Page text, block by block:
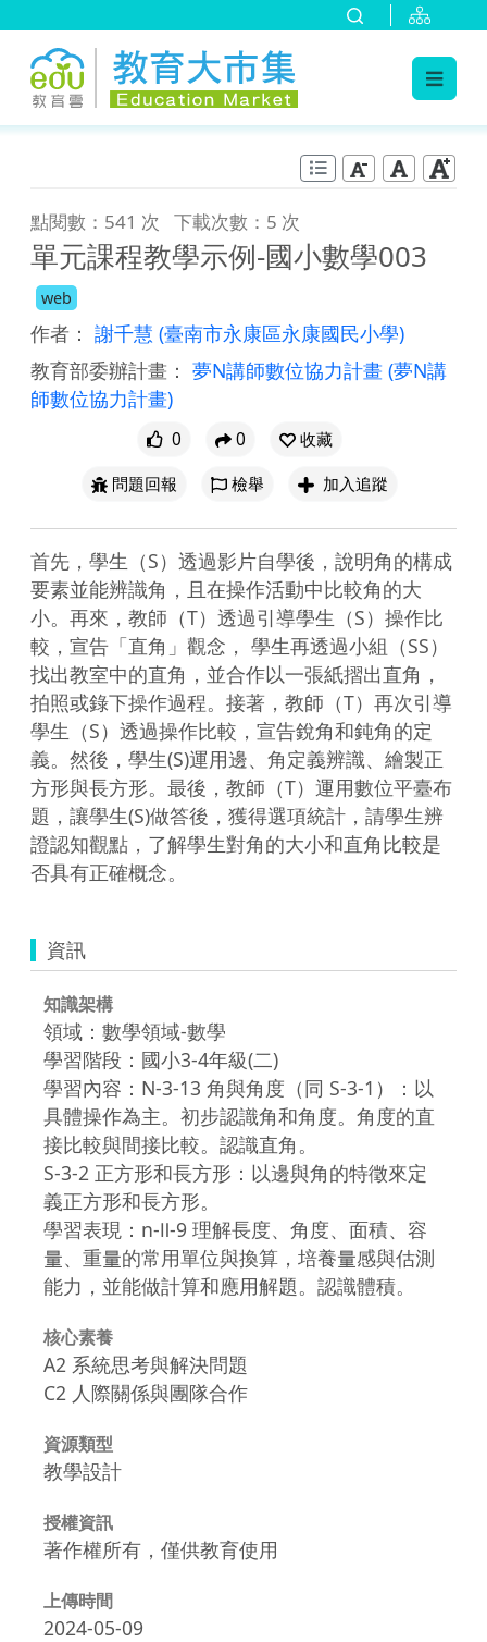
點閱數：541 次 下載次數：5 次
單元課程教學示例-國小數學003
web
作者： 謝千慧 (臺南市永康區永康國民小學)
教育部委辦計畫： 夢N講師數位協力計畫 (夢N講
師數位協力計畫)
0 0
收藏
問題回報
檢舉 加入追蹤
首先，學生（S）透過影片自學後，說明角的構成
要素並能辨識角，且在操作活動中比較角的大
小。再來，教師（T）透過引導學生（S）操作比
較，宣告「直角」觀念， 學生再透過小組（SS）
找出教室中的直角，並合作以一張紙摺出直角，
拍照或錄下操作過程。接著，教師（T）再次引導
學生（S）透過操作比較，宣告銳角和鈍角的定
義。然後，學生(S)運用邊、角定義辨識、繪製正
方形與長方形。最後，教師（T）運用數位平臺布
題，讓學生(S)做答後，獲得選項統計，請學生辨
證認知觀點，了解學生對角的大小和直角比較是
否具有正確概念。
資訊
知識架構
領域：數學領域-數學
學習階段：國小3-4年級(二)
學習內容：N-3-13 角與角度（同 S-3-1）：以
具體操作為主。初步認識角和角度。角度的直
接比較與間接比較。認識直角。
S-3-2 正方形和長方形：以邊與角的特徵來定
義正方形和長方形。
學習表現：n-Ⅱ-9 理解長度、角度、面積、容
量、重量的常用單位與換算，培養量感與估測
能力，並能做計算和應用解題。認識體積。
核心素養
A2 系統思考與解決問題
C2 人際關係與團隊合作
資源類型
教學設計
授權資訊
著作權所有，僅供教育使用
上傳時間
2024-05-09